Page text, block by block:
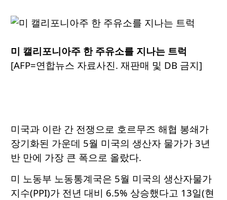
미 캘리포니아주 한 주유소를 지나는 트럭
[AFP=연합뉴스 자료사진. 재판매 및 DB 금지]
미국과 이란 간 전쟁으로 호르무즈 해협 봉쇄가
장기화된 가운데 5월 미국의 생산자 물가가 3년
반 만에 가장 큰 폭으로 올랐다.
미 노동부 노동통계국은 5월 미국의 생산자물가
지수(PPI)가 전년 대비 6.5% 상승했다고 13일(현